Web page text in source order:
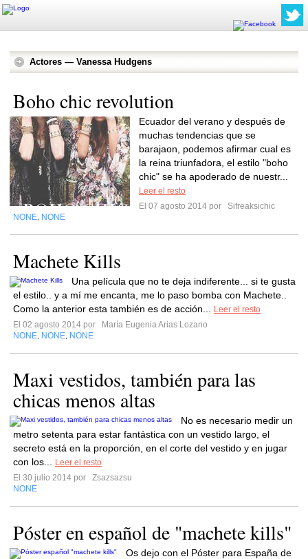
Actores — Vanessa Hudgens
Boho chic revolution
Ecuador del verano y después de
muchas tendencias que se
barajaon, podemos afirmar cual es
la reina triunfadora, el estilo "boho
chic" se ha apoderado de nuestr...
Leer el resto
El 07 agosto 2014 por
Sifreaksichic
NONE NONE
Machete Kills
Una película que no te deja indiferente... si te gusta
el estilo.. y a mí me encanta, me lo paso bomba con Machete..
Como la anterior esta también es de acción...
Leer el resto
El 02 agosto 2014 por
María Eugenia Arias Lozano
NONE NONE NONE
Maxi vestidos, también para las
chicas menos altas
No es necesario medir un
metro setenta para estar fantástica con un vestido largo, el
secreto está en la proporción, en el corte del vestido y en jugar
con los...
Leer el resto
El 30 julio 2014 por
Zsazsazsu
NONE
Póster en español de "machete kills"
Os dejo con el Póster para España de